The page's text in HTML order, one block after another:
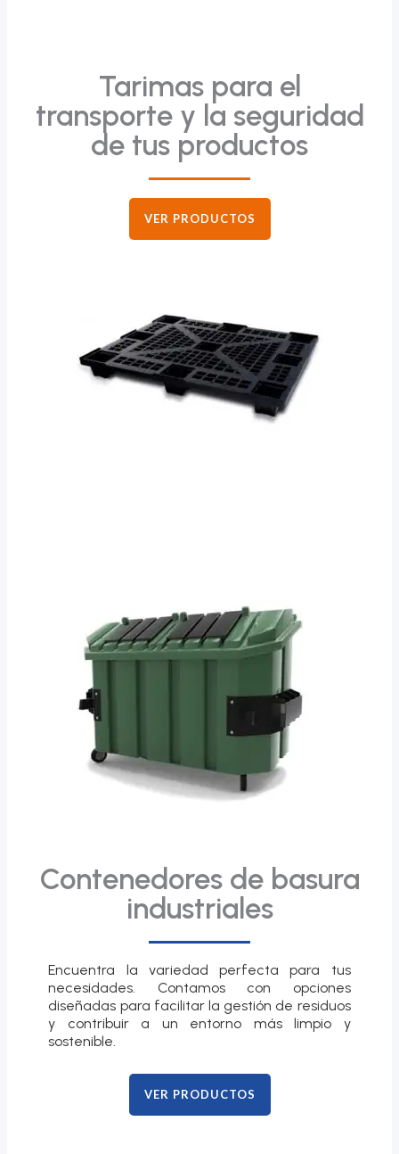
Tarimas para el
transporte y la seguridad
de tus productos
VER PRODUCTOS
Contenedores de basura
industriales
Encuentra la variedad perfecta para tus
necesidades. Contamos con opciones
diseñadas para facilitar la gestión de residuos
y contribuir a un entorno más limpio y
sostenible.
VER PRODUCTOS